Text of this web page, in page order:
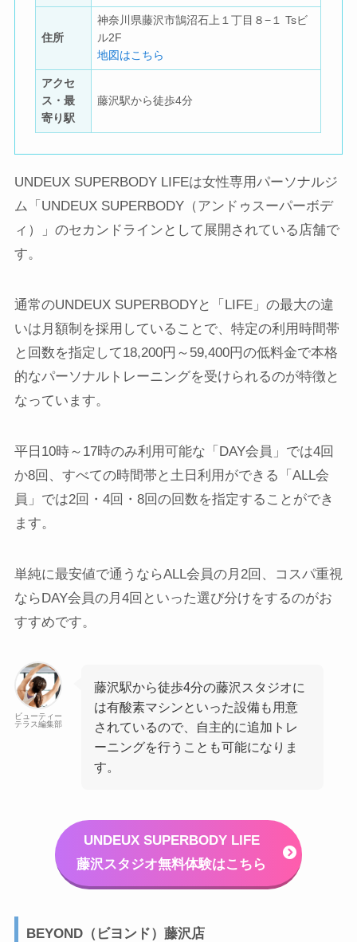
住所
神奈川県藤沢市鵠沼石上１丁目８−１ Tsビ
ル2F
地図はこちら
アクセ
ス・最
寄り駅
藤沢駅から徒歩4分
UNDEUX SUPERBODY LIFEは女性専用パーソナルジ
ム「UNDEUX SUPERBODY（アンドゥスーパーボデ
ィ）」のセカンドラインとして展開されている店舗で
す。
通常のUNDEUX SUPERBODYと「LIFE」の最大の違
いは月額制を採用していることで、特定の利用時間帯
と回数を指定して18,200円～59,400円の低料金で本格
的なパーソナルトレーニングを受けられるのが特徴と
なっています。
平日10時～17時のみ利用可能な「DAY会員」では4回
か8回、すべての時間帯と土日利用ができる「ALL会
員」では2回・4回・8回の回数を指定することができ
ます。
単純に最安値で通うならALL会員の月2回、コスパ重視
ならDAY会員の月4回といった選び分けをするのがお
すすめです。
ビューティー
テラス編集部
藤沢駅から徒歩4分の藤沢スタジオに
は有酸素マシンといった設備も用意
されているので、自主的に追加トレ
ーニングを行うことも可能になりま
す。
UNDEUX SUPERBODY LIFE
藤沢スタジオ無料体験はこちら
BEYOND（ビヨンド）藤沢店